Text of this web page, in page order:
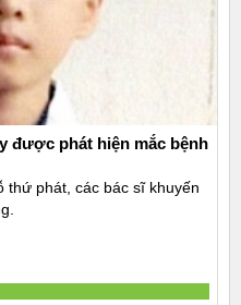
được phát hiện mắc bệnh
thứ phát, các bác sĩ khuyến